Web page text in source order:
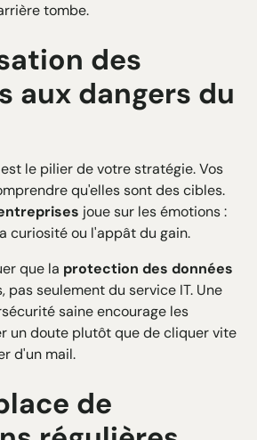
tombe.
des
aux dangers du
est le pilier de votre stratégie. Vos
qu'elles sont des cibles.
joue sur les émotions :
curiosité ou l'appât du gain.
que la protection des données
pas seulement du service IT. Une
saine encourage les
un doute plutôt que de cliquer vite
d'un mail.
de